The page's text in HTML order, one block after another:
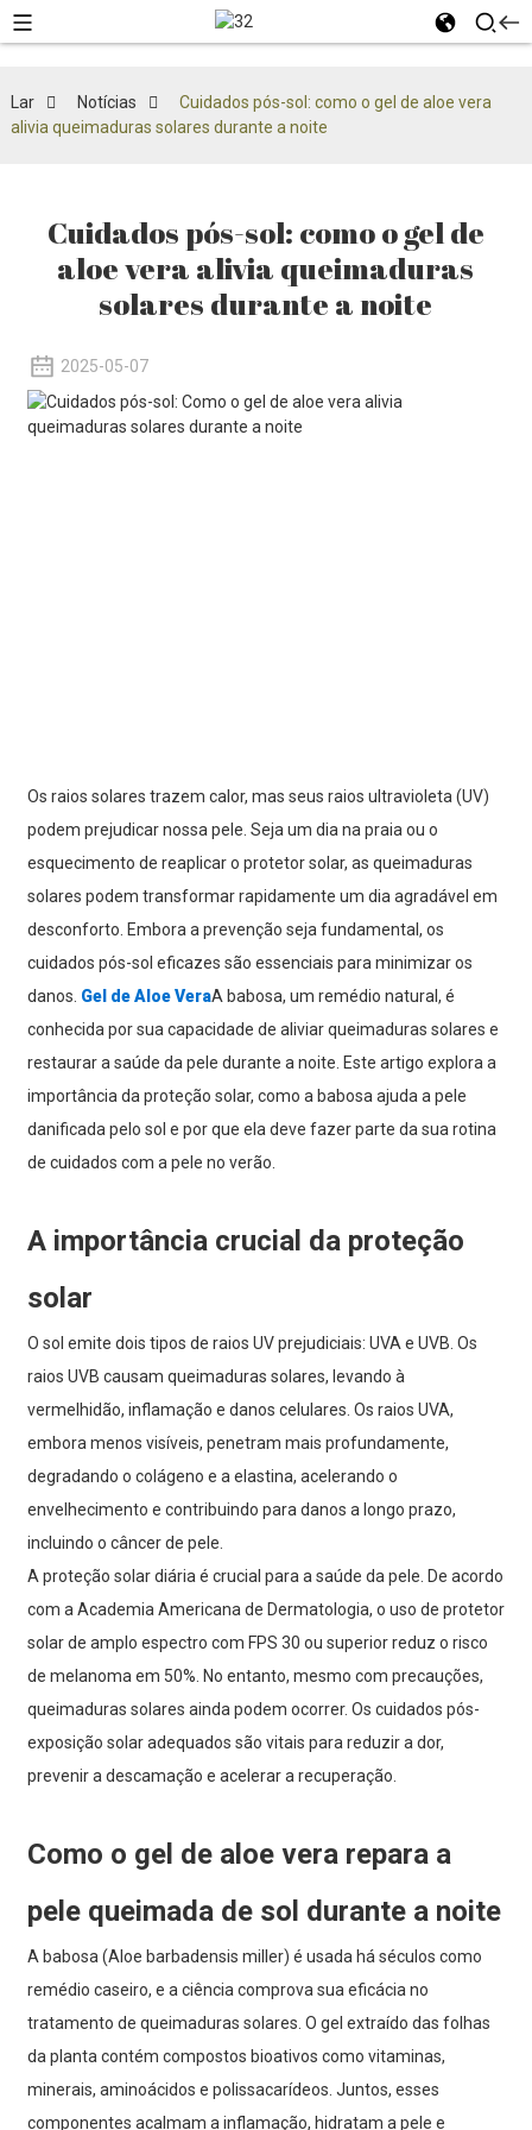
Lar Notícias
Cuidados pós-sol: como o gel de aloe vera
alivia queimaduras solares durante a noite
Cuidados pós-sol: como o gel de
aloe vera alivia queimaduras
solares durante a noite
2025-05-07
Os raios solares trazem calor, mas seus raios ultravioleta (UV)
podem prejudicar nossa pele. Seja um dia na praia ou o
esquecimento de reaplicar o protetor solar, as queimaduras
solares podem transformar rapidamente um dia agradável em
desconforto. Embora a prevenção seja fundamental, os
cuidados pós-sol eficazes são essenciais para minimizar os
danos. Gel de Aloe VeraA babosa, um remédio natural, é
conhecida por sua capacidade de aliviar queimaduras solares e
restaurar a saúde da pele durante a noite. Este artigo explora a
importância da proteção solar, como a babosa ajuda a pele
danificada pelo sol e por que ela deve fazer parte da sua rotina
de cuidados com a pele no verão.
A importância crucial da proteção
solar
O sol emite dois tipos de raios UV prejudiciais: UVA e UVB. Os
raios UVB causam queimaduras solares, levando à
vermelhidão, inflamação e danos celulares. Os raios UVA,
embora menos visíveis, penetram mais profundamente,
degradando o colágeno e a elastina, acelerando o
envelhecimento e contribuindo para danos a longo prazo,
incluindo o câncer de pele.
A proteção solar diária é crucial para a saúde da pele. De acordo
com a Academia Americana de Dermatologia, o uso de protetor
solar de amplo espectro com FPS 30 ou superior reduz o risco
de melanoma em 50%. No entanto, mesmo com precauções,
queimaduras solares ainda podem ocorrer. Os cuidados pós-
exposição solar adequados são vitais para reduzir a dor,
prevenir a descamação e acelerar a recuperação.
Como o gel de aloe vera repara a
pele queimada de sol durante a noite
A babosa (Aloe barbadensis miller) é usada há séculos como
remédio caseiro, e a ciência comprova sua eficácia no
tratamento de queimaduras solares. O gel extraído das folhas
da planta contém compostos bioativos como vitaminas,
minerais, aminoácidos e polissacarídeos. Juntos, esses
componentes acalmam a inflamação, hidratam a pele e